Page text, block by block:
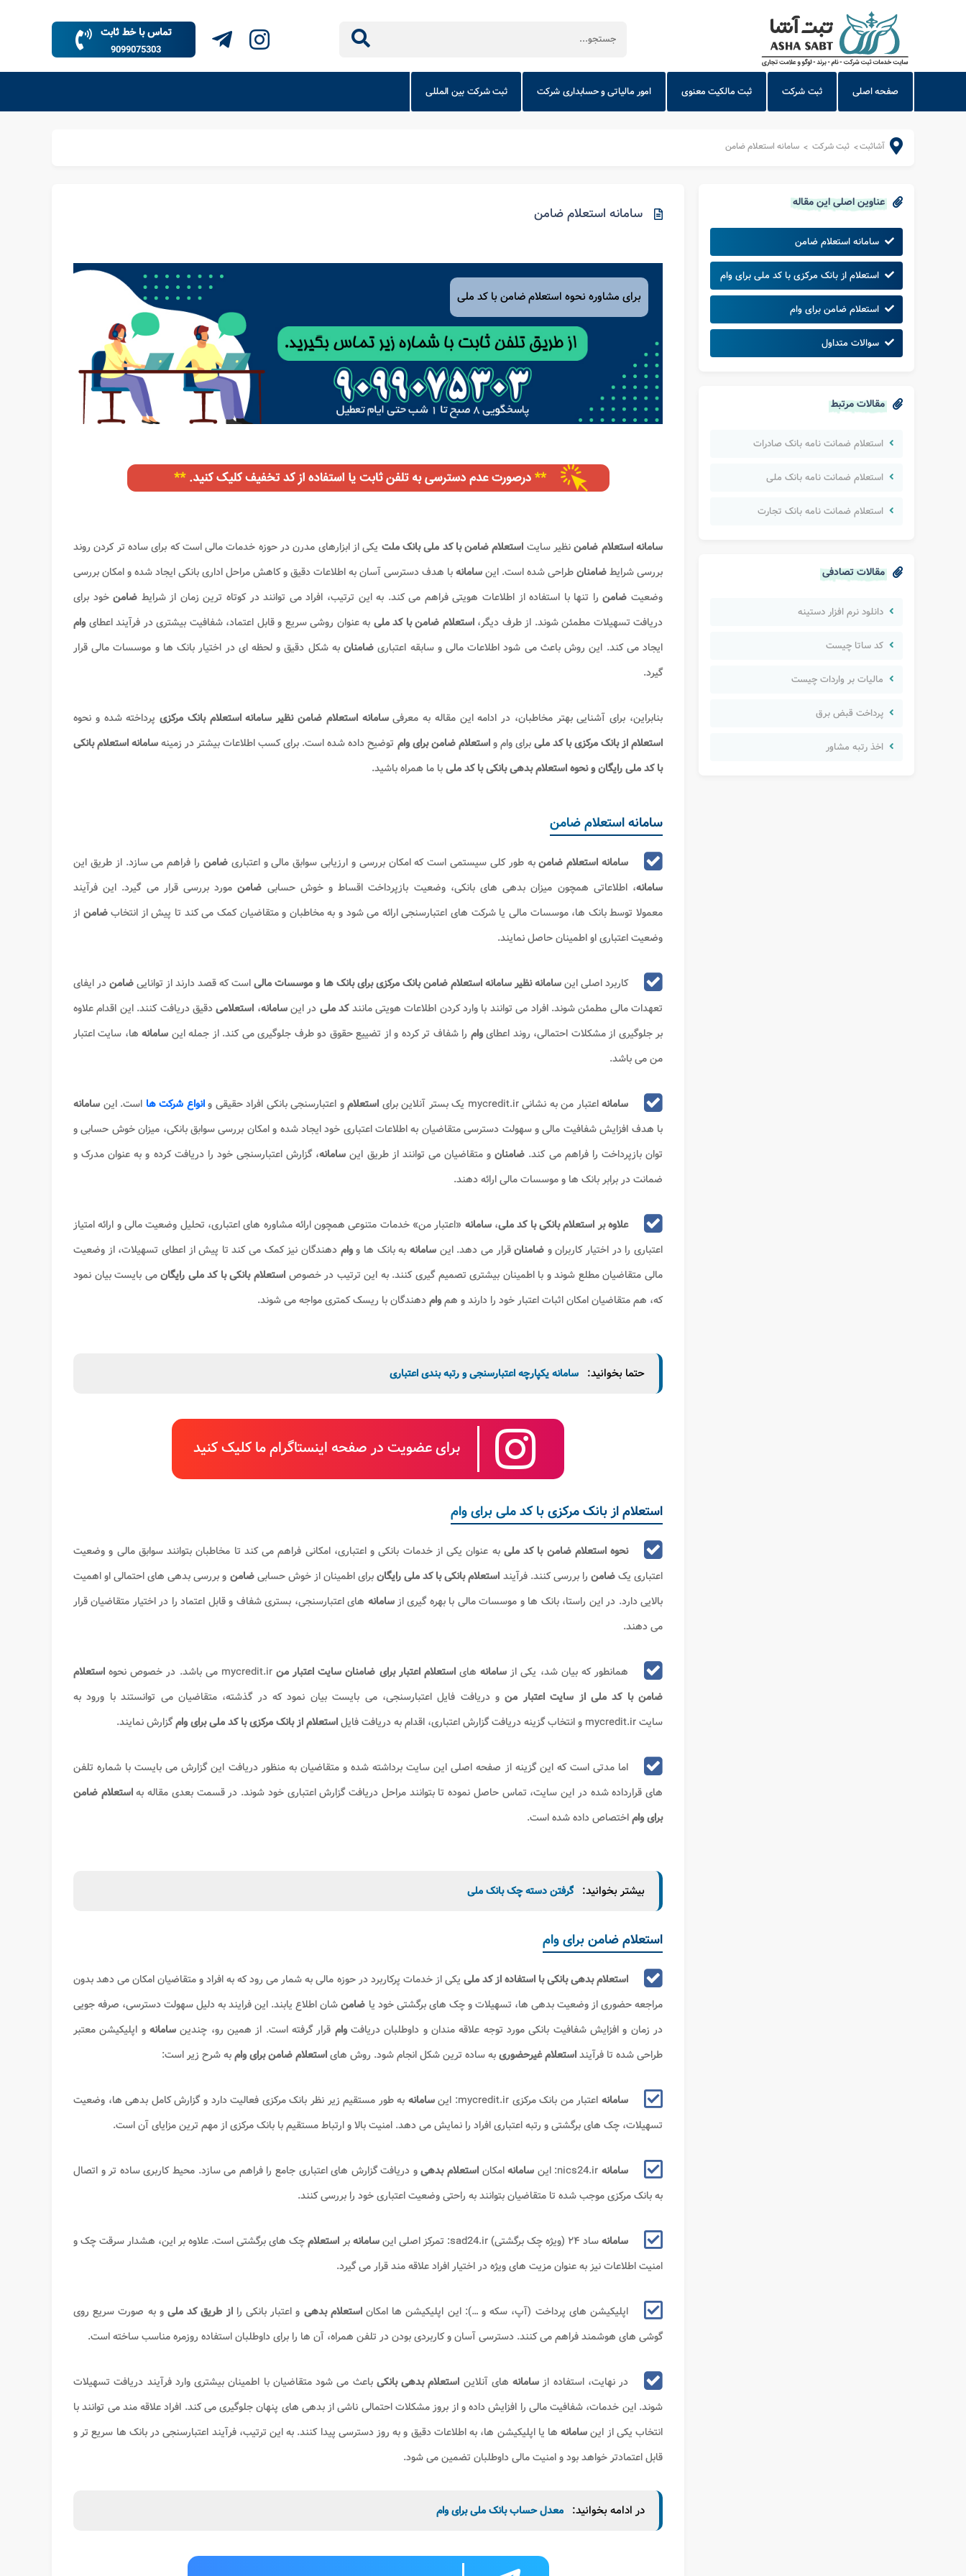
تماس با خط ثابت
9099075303
صفحه اصلی ثبت شرکت ثبت مالکیت معنوی امور مالیاتی و حسابداری شرکت ثبت شرکت بین المللی
آشاثبت> ثبت شرکت > سامانه استعلام ضامن
عناوین اصلی این مقاله
سامانه استعلام ضامن
استعلام از بانک مرکزی با کد ملی برای وام
استعلام ضامن برای وام
سوالات متداول
مقالات مرتبط
استعلام ضمانت نامه بانک صادرات
استعلام ضمانت نامه بانک ملی
استعلام ضمانت نامه بانک تجارت
مقالات تصادفی
دانلود نرم افزار دستینه
کد ساتا چیست
مالیات بر واردات چیست
پرداخت قبض برق
اخذ رتبه مشاور
سامانه استعلام ضامن
برای مشاوره نحوه استعلام ضامن با کد ملی
سامانه استعلام ضامننظیر سایت استعلام ضامن با کد ملی بانک ملت یکی از ابزارهای مدرن در حوزه خدمات مالی است که برای ساده تر کردن روند
بررسی شرایطضامنانطراحی شده است. اینسامانهبا هدف دسترسی آسان به اطلاعات دقیق و کاهش مراحل اداری بانکی ایجاد شده و امکان بررسی
وضعیت ضامنرا تنها با استفاده از اطلاعات هویتی فراهم می کند. به این ترتیب، افراد می توانند در کوتاه ترین زمان از شرایط ضامنخود برای
دریافت تسهیلات مطمئن شوند. از طرف دیگر،استعلام ضامن با کد ملی به عنوان روشی سریع و قابل اعتماد، شفافیت بیشتری در فرآیند اعطای وام
ایجاد می کند. این روش باعث می شود اطلاعات مالی و سابقه اعتباری ضامنانبه شکل دقیق و لحظه ای در اختیار بانک ها و موسسات مالی قرار
گیرد.
بنابراین، برای آشنایی بهتر مخاطبان، در ادامه این مقاله به معرفیسامانه استعلام ضامن نظیر سامانه استعلام بانک مرکزی پرداخته شده و نحوه
استعلام از بانک مرکزی با کد ملیبرای وام واستعلام ضامن برای وام توضیح داده شده است. برای کسب اطلاعات بیشتر در زمینهسامانه استعلام بانکی
با کد ملی رایگان و نحوه استعلام بدهی بانکی با کد ملیبا ما همراه باشید.
سامانه استعلام ضامن
سامانه استعلام ضامنبه طور کلی سیستمی است که امکان بررسی و ارزیابی سوابق مالی و اعتباریضامن را فراهم می سازد. از طریق این
سامانه، اطلاعاتی همچون میزان بدهی های بانکی، وضعیت بازپرداخت اقساط و خوش حسابی ضامن مورد بررسی قرار می گیرد. این فرآیند
معمولا توسط بانک ها، موسسات مالی یا شرکت های اعتبارسنجی ارائه می شود و به مخاطبان و متقاضیان کمک می کند تا پیش از انتخابضامن از
وضعیت اعتباری او اطمینان حاصل نمایند.
کاربرد اصلی اینسامانه نظیر سامانه استعلام ضامن بانک مرکزی برای بانک ها و موسسات مالیاست که قصد دارند از تواناییضامندر ایفای
تعهدات مالی مطمئن شوند. افراد می توانند با وارد کردن اطلاعات هویتی مانندکد ملی در اینسامانه، استعلامیدقیق دریافت کنند. این اقدام علاوه
بر جلوگیری از مشکلات احتمالی، روند اعطایوام را شفاف تر کرده و از تضییع حقوق دو طرف جلوگیری می کند. از جمله این سامانه ها، سایت اعتبار
من می باشد.
سامانهاعتبار من به نشانیmycredit.ir یک بستر آنلاین برای استعلامو اعتبارسنجی بانکی افراد حقیقی وانواع شرکت ها است. این سامانه
با هدف افزایش شفافیت مالی و سهولت دسترسی متقاضیان به اطلاعات اعتباری خود ایجاد شده و امکان بررسی سوابق بانکی، میزان خوش حسابی و
توان بازپرداخت را فراهم می کند. ضامنان و متقاضیان می توانند از طریق این سامانه، گزارش اعتبارسنجی خود را دریافت کرده و به عنوان مدرک و
ضمانت در برابر بانک ها و موسسات مالی ارائه دهند.
علاوه بر استعلام بانکی با کد ملی،سامانه «اعتبار من» خدمات متنوعی همچون ارائه مشاوره های اعتباری، تحلیل وضعیت مالی و ارائه امتیاز
اعتباری را در اختیار کاربران و ضامنانقرار می دهد. اینسامانه به بانک ها ووام دهندگان نیز کمک می کند تا پیش از اعطای تسهیلات، از وضعیت
مالی متقاضیان مطلع شوند و با اطمینان بیشتری تصمیم گیری کنند. به این ترتیب در خصوص استعلام بانکی با کد ملی رایگانمی بایست بیان نمود
که، هم متقاضیان امکان اثبات اعتبار خود را دارند و هموامدهندگان با ریسک کمتری مواجه می شوند.
حتما بخوانید: سامانه یکپارچه اعتبارسنجی و رتبه بندی اعتباری
برای عضویت در صفحه اینستاگرام ما کلیک کنید
استعلام از بانک مرکزی با کد ملی برای وام
نحوه استعلام ضامن با کد ملی به عنوان یکی از خدمات بانکی و اعتباری، امکانی فراهم می کند تا مخاطبان بتوانند سوابق مالی و وضعیت
اعتباری یکضامن را بررسی کنند. فرآیند استعلام بانکی با کد ملی رایگانبرای اطمینان از خوش حسابیضامن و بررسی بدهی های احتمالی او اهمیت
بالایی دارد. در این راستا، بانک ها و موسسات مالی با بهره گیری ازسامانه های اعتبارسنجی، بستری شفاف و قابل اعتماد را در اختیار متقاضیان قرار
می دهند.
همانطور که بیان شد، یکی از سامانه هایاستعلام اعتبار برای ضامنان سایت اعتبار منmycredit.ir می باشد. در خصوص نحوه
استعلام
ضامن با کد ملی از سایت اعتبار منو دریافت فایل اعتبارسنجی، می بایست بیان نمود که در گذشته، متقاضیان می توانستند با ورود به
سایت mycredit.ir و انتخاب گزینه دریافت گزارش اعتباری، اقدام به دریافت فایل
استعلام از بانک مرکزی با کد ملی برای وامگزارش نمایند.
اما مدتی است که این گزینه از صفحه اصلی این سایت برداشته شده و متقاضیان به منظور دریافت این گزارش می بایست با شماره تلفن
های قرارداده شده در این سایت، تماس حاصل نموده تا بتوانند مراحل دریافت گزارش اعتباری خود شوند. در قسمت بعدی مقاله بهاستعلام ضامن
برایواماختصاص داده شده است.
بیشتر بخوانید: گرفتن دسته چک بانک ملی
استعلام ضامن برای وام
استعلام بدهی بانکی با استفاده از کد ملی یکی از خدمات پرکاربرد در حوزه مالی به شمار می رود که به افراد و متقاضیان امکان می دهد بدون
مراجعه حضوری از وضعیت بدهی ها، تسهیلات و چک های برگشتی خود یا ضامنشان اطلاع یابند. این فرایند به دلیل سهولت دسترسی، صرفه جویی
در زمان و افزایش شفافیت بانکی مورد توجه علاقه مندان و داوطلبان دریافتوام قرار گرفته است. از همین رو، چندین سامانهو اپلیکیشن معتبر
طراحی شده تا فرآینداستعلام غیرحضوریبه ساده ترین شکل انجام شود. روش هایاستعلام ضامن برای وامبه شرح زیر است:
سامانه اعتبار من بانک مرکزی mycredit.ir: این سامانه به طور مستقیم زیر نظر بانک مرکزی فعالیت دارد و گزارش کامل بدهی ها، وضعیت
تسهیلات، چک های برگشتی و رتبه اعتباری افراد را نمایش می دهد. امنیت بالا و ارتباط مستقیم با بانک مرکزی از مهم ترین مزایای آن است.
سامانه nics24.ir: این سامانهامکان استعلام بدهیو دریافت گزارش های اعتباری جامع را فراهم می سازد. محیط کاربری ساده تر و اتصال
به بانک مرکزی موجب شده تا متقاضیان بتوانند به راحتی وضعیت اعتباری خود را بررسی کنند.
سامانهساد ۲۴ (ویژه چک برگشتی) sad24.ir: تمرکز اصلی این سامانهبر استعلامچک های برگشتی است. علاوه بر این، هشدار سرقت چک و
امنیت اطلاعات نیز به عنوان مزیت های ویژه در اختیار افراد علاقه مند قرار می گیرد.
اپلیکیشن های پرداخت (آپ، سکه و …): این اپلیکیشن ها امکاناستعلام بدهی و اعتبار بانکی رااز طریق کد ملی و به صورت سریع روی
گوشی های هوشمند فراهم می کنند. دسترسی آسان و کاربردی بودن در تلفن همراه، آن ها را برای داوطلبان استفاده روزمره مناسب ساخته است.
در نهایت، استفاده از سامانه های آنلاین استعلام بدهی بانکیباعث می شود متقاضیان با اطمینان بیشتری وارد فرآیند دریافت تسهیلات
شوند. این خدمات، شفافیت مالی را افزایش داده و از بروز مشکلات احتمالی ناشی از بدهی های پنهان جلوگیری می کند. افراد علاقه مند می توانند با
انتخاب یکی از اینسامانهها یا اپلیکیشن ها، به اطلاعات دقیق و به روز دسترسی پیدا کنند. به این ترتیب، فرآیند اعتبارسنجی در بانک ها سریع تر و
قابل اعتمادتر خواهد بود و امنیت مالی داوطلبان تضمین می شود.
در ادامه بخوانید: معدل حساب بانک ملی برای وام